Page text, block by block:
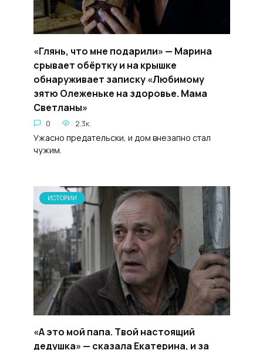
«Глянь, что мне подарили» — Марина
срывает обёртку и на крышке
обнаруживает записку «Любимому
зятю Олеженьке на здоровье. Мама
Светланы»
0 2.3к.
Ужасно предательски, и дом внезапно стал
чужим.
ИСТОРИИ
«А это мой папа. Твой настоящий
дедушка» — сказала Екатерина, и за